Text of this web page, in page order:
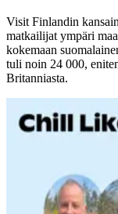
Visit Finlandin
matkailijat ympäri
kokemaan
tuli noin 24 000,
Britanniasta.